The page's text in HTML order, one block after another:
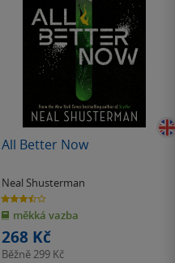
All Better Now
Neal Shusterman
3.5
z
5
hvězdiček
měkká vazba
268 Kč
Běžně299 Kč